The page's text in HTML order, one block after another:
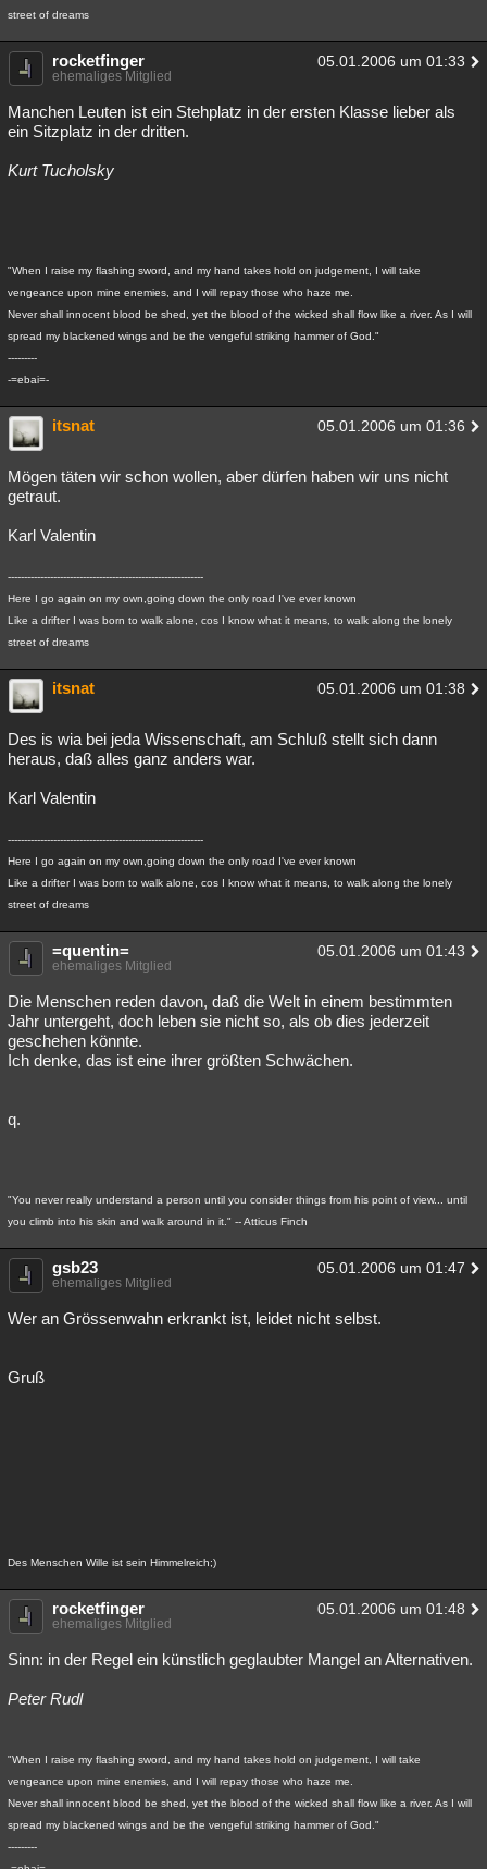
street of dreams
rocketfinger 05.01.2006 um 01:33
ehemaliges Mitglied
Manchen Leuten ist ein Stehplatz in der ersten Klasse lieber als
ein Sitzplatz in der dritten.
Kurt Tucholsky
"When I raise my flashing sword, and my hand takes hold on judgement, I will take
vengeance upon mine enemies, and I will repay those who haze me.
Never shall innocent blood be shed, yet the blood of the wicked shall flow like a river. As I will
spread my blackened wings and be the vengeful striking hammer of God."
---------
-=ebai=-
itsnat 05.01.2006 um 01:36
Mögen täten wir schon wollen, aber dürfen haben wir uns nicht
getraut.
Karl Valentin
------------------------------------------------------------
Here I go again on my own,going down the only road I've ever known
Like a drifter I was born to walk alone, cos I know what it means, to walk along the lonely
street of dreams
itsnat 05.01.2006 um 01:38
Des is wia bei jeda Wissenschaft, am Schluß stellt sich dann
heraus, daß alles ganz anders war.
Karl Valentin
------------------------------------------------------------
Here I go again on my own,going down the only road I've ever known
Like a drifter I was born to walk alone, cos I know what it means, to walk along the lonely
street of dreams
=quentin= 05.01.2006 um 01:43
ehemaliges Mitglied
Die Menschen reden davon, daß die Welt in einem bestimmten
Jahr untergeht, doch leben sie nicht so, als ob dies jederzeit
geschehen könnte.
Ich denke, das ist eine ihrer größten Schwächen.
q.
"You never really understand a person until you consider things from his point of view... until
you climb into his skin and walk around in it." -- Atticus Finch
gsb23 05.01.2006 um 01:47
ehemaliges Mitglied
Wer an Grössenwahn erkrankt ist, leidet nicht selbst.
Gruß
Des Menschen Wille ist sein Himmelreich;)
rocketfinger 05.01.2006 um 01:48
ehemaliges Mitglied
Sinn: in der Regel ein künstlich geglaubter Mangel an Alternativen.
Peter Rudl
"When I raise my flashing sword, and my hand takes hold on judgement, I will take
vengeance upon mine enemies, and I will repay those who haze me.
Never shall innocent blood be shed, yet the blood of the wicked shall flow like a river. As I will
spread my blackened wings and be the vengeful striking hammer of God."
---------